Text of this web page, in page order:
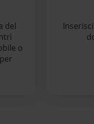
del
o